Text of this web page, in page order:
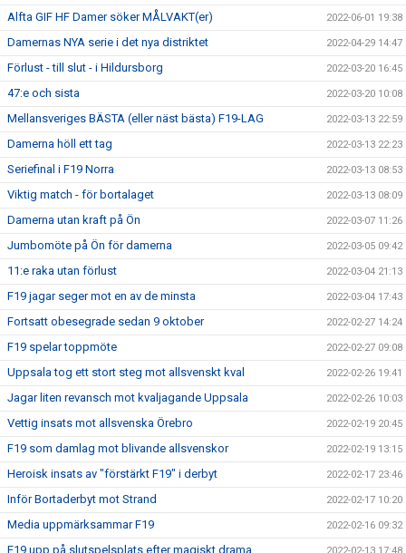
Alfta GIF HF Damer söker MÅLVAKT(er) 2022-06-01 19:38
Damernas NYA serie i det nya distriktet 2022-04-29 14:47
Förlust - till slut - i Hildursborg 2022-03-20 16:45
47:e och sista 2022-03-20 10:08
Mellansveriges BÄSTA (eller näst bästa) F19-LAG 2022-03-13 22:59
Damerna höll ett tag 2022-03-13 22:23
Seriefinal i F19 Norra 2022-03-13 08:53
Viktig match - för bortalaget 2022-03-13 08:09
Damerna utan kraft på Ön 2022-03-07 11:26
Jumbomöte på Ön för damerna 2022-03-05 09:42
11:e raka utan förlust 2022-03-04 21:13
F19 jagar seger mot en av de minsta 2022-03-04 17:43
Fortsatt obesegrade sedan 9 oktober 2022-02-27 14:24
F19 spelar toppmöte 2022-02-27 09:08
Uppsala tog ett stort steg mot allsvenskt kval 2022-02-26 19:41
Jagar liten revansch mot kvaljagande Uppsala 2022-02-26 10:03
Vettig insats mot allsvenska Örebro 2022-02-19 20:45
F19 som damlag mot blivande allsvenskor 2022-02-19 13:15
Heroisk insats av "förstärkt F19" i derbyt 2022-02-17 23:46
Inför Bortaderbyt mot Strand 2022-02-17 10:20
Media uppmärksammar F19 2022-02-16 09:32
F19 upp på slutspelsplats efter magiskt drama 2022-02-13 17:48